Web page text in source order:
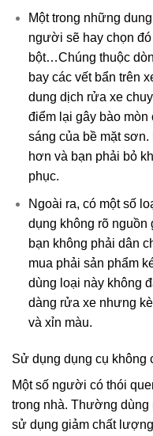
Một trong những
người sẽ hay chọn
bột…Chúng thuộc
bay các vết bẩn trên
dung dịch rửa xe
điểm lại gây bào mòn
sáng của bề mặt
hơn và bạn phải bỏ
phục.
Ngoài ra, có một số
dụng không rõ nguồn
bạn không phải dân
mua phải sản phẩm
dùng loại này không
dàng rửa xe nhưng
và xỉn màu.
Sử dụng dụng cụ không
Một số người có thói
trong nhà. Thường
sử dụng giảm chất